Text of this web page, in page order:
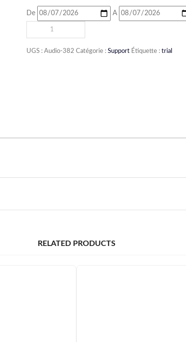
De A
UGS : Audio-382 Catégorie : Support Étiquette : trial
RELATED PRODUCTS